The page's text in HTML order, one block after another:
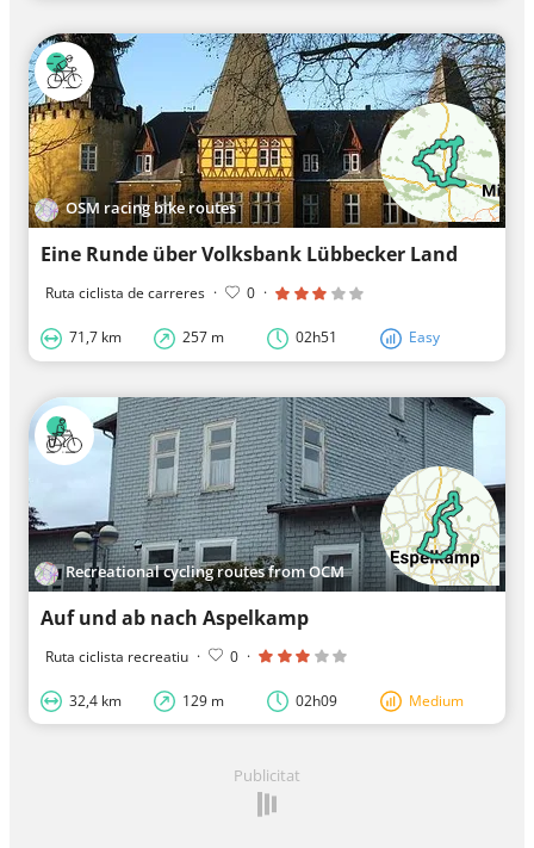
OSM racing bike routes
Eine Runde über Volksbank Lübbecker Land
Ruta ciclista de carreres · 0 ·
71,7 km 257 m 02h51 Easy
Recreational cycling routes from OCM
Auf und ab nach Aspelkamp
Ruta ciclista recreatiu · 0 ·
32,4 km 129 m 02h09 Medium
Publicitat